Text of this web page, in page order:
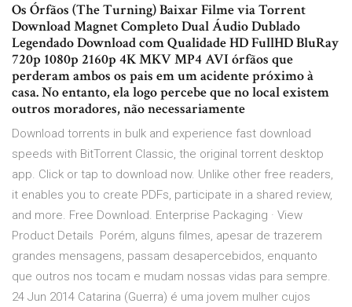
Os Órfãos (The Turning) Baixar Filme via Torrent
Download Magnet Completo Dual Áudio Dublado
Legendado Download com Qualidade HD FullHD BluRay
720p 1080p 2160p 4K MKV MP4 AVI órfãos que
perderam ambos os pais em um acidente próximo à
casa. No entanto, ela logo percebe que no local existem
outros moradores, não necessariamente
Download torrents in bulk and experience fast download
speeds with BitTorrent Classic, the original torrent desktop
app. Click or tap to download now. Unlike other free readers,
it enables you to create PDFs, participate in a shared review,
and more. Free Download. Enterprise Packaging · View
Product Details Porém, alguns filmes, apesar de trazerem
grandes mensagens, passam desapercebidos, enquanto
que outros nos tocam e mudam nossas vidas para sempre.
24 Jun 2014 Catarina (Guerra) é uma jovem mulher cujos